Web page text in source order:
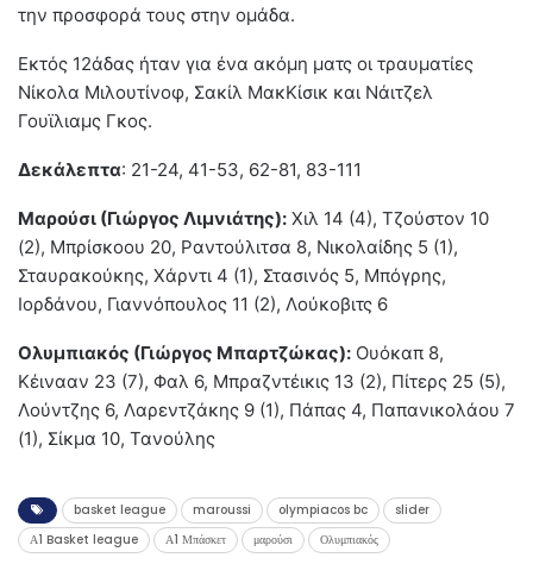
την προσφορά τους στην ομάδα.
Εκτός 12άδας ήταν για ένα ακόμη ματς οι τραυματίες
Νίκολα Μιλουτίνοφ, Σακίλ ΜακΚίσικ και Νάιτζελ
Γουϊλιαμς Γκος.
Δεκάλεπτα: 21-24, 41-53, 62-81, 83-111
Μαρούσι (Γιώργος Λιμνιάτης): Χιλ 14 (4), Τζούστον 10
(2), Μπρίσκοου 20, Ραντούλιτσα 8, Νικολαίδης 5 (1),
Σταυρακούκης, Χάρντι 4 (1), Στασινός 5, Μπόγρης,
Ιορδάνου, Γιαννόπουλος 11 (2), Λούκοβιτς 6
Ολυμπιακός (Γιώργος Μπαρτζώκας): Ουόκαπ 8,
Κέινααν 23 (7), Φαλ 6, Μπραζντέικις 13 (2), Πίτερς 25 (5),
Λούντζης 6, Λαρεντζάκης 9 (1), Πάπας 4, Παπανικολάου 7
(1), Σίκμα 10, Τανούλης
basket league maroussi olympiacos bc
slider
Α1 Basket league
Α1 Μπάσκετ μαρούσι Ολυμπιακός